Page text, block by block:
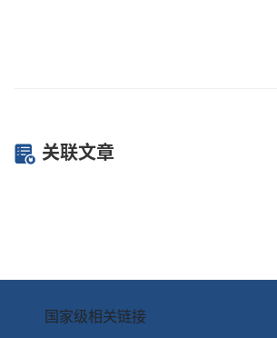
关联文章
国家级相关链接